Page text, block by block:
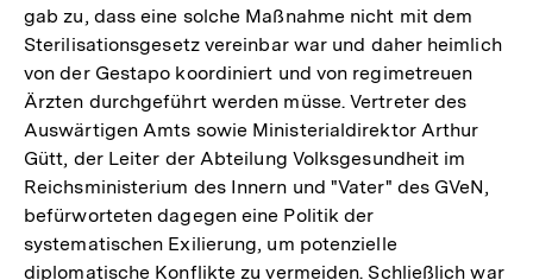
gab zu, dass eine solche Maßnahme nicht mit dem
Sterilisationsgesetz vereinbar war und daher heimlich
von der Gestapo koordiniert und von regimetreuen
Ärzten durchgeführt werden müsse. Vertreter des
Auswärtigen Amts sowie Ministerialdirektor Arthur
Gütt, der Leiter der Abteilung Volksgesundheit im
Reichsministerium des Innern und "Vater" des GVeN,
befürworteten dagegen eine Politik der
systematischen Exilierung, um potenzielle
diplomatische Konflikte zu vermeiden. Schließlich war